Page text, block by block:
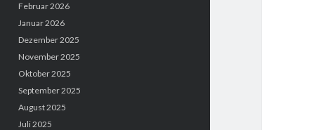
Februar 2026
Januar 2026
Dezember 2025
November 2025
Oktober 2025
September 2025
August 2025
Juli 2025